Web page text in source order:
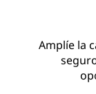
Amplíe la